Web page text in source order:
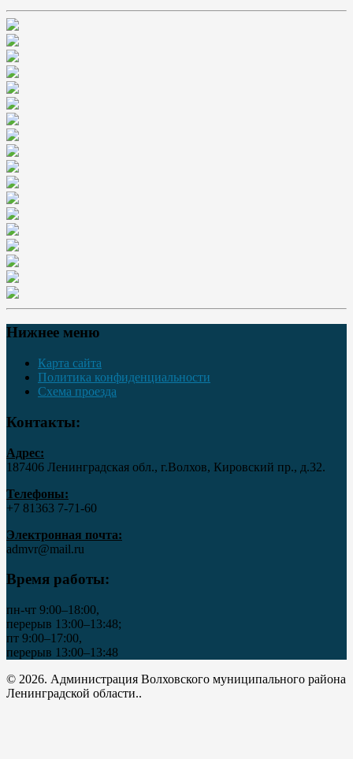
Нижнее меню
Карта сайта
Политика конфиденциальности
Схема проезда
Контакты:
Адрес:
187406 Ленинградская обл., г.Волхов, Кировский пр., д.32.
Телефоны:
+7 81363 7‑71-60
Электронная почта:
admvr@mail.ru
Время работы:
пн-чт 9:00–18:00,
перерыв 13:00–13:48;
пт 9:00–17:00,
перерыв 13:00–13:48
© 2026. Администрация Волховского муниципального района
Ленинградской области..